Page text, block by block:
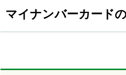
を
キ
て
マイナンバーカード